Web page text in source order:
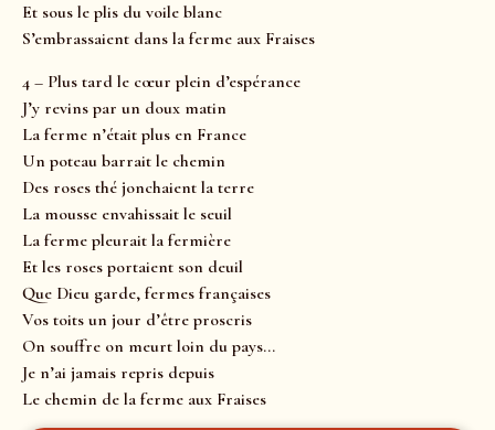
Et sous le plis du voile blanc
S’embrassaient dans la ferme aux Fraises
4 – Plus tard le cœur plein d’espérance
J’y revins par un doux matin
La ferme n’était plus en France
Un poteau barrait le chemin
Des roses thé jonchaient la terre
La mousse envahissait le seuil
La ferme pleurait la fermière
Et les roses portaient son deuil
Que Dieu garde, fermes françaises
Vos toits un jour d’être proscris
On souffre on meurt loin du pays…
Je n’ai jamais repris depuis
Le chemin de la ferme aux Fraises